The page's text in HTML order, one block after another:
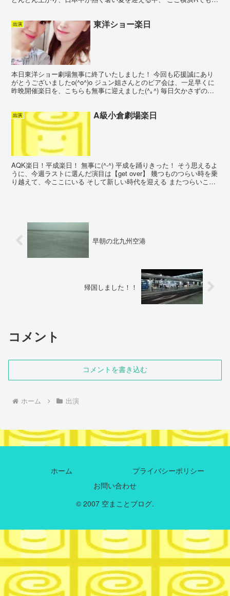
出演 東洋ショー楽日
本日東洋ショー劇場無事に終了いたしました！ 今回も応援誠にあり
がとうございましたo(^o^)o ジュン姐さんとのビア会は、一足早くに
昨晩開催楽日を、こちらも無事に迎えました(^｡^) 毎日欠かさずのビ
出演 A級小倉劇場楽日
AQK楽日！平成楽日！ 無事に(^-^) 平成を踊りきった！ そう思えるよ
うに、今週ラストに選んだ演目は【get over】 幾つものつらい時を乗
り越えて、今ここにいる そして新しい時代を迎える またつらいこ
早朝の北九州空港
帰国しました！！
コメント
コメントを書き込む
ホーム 出演
ホーム
プライバシーポリシー
お問い合わせ
© 2007 空まことブログ.